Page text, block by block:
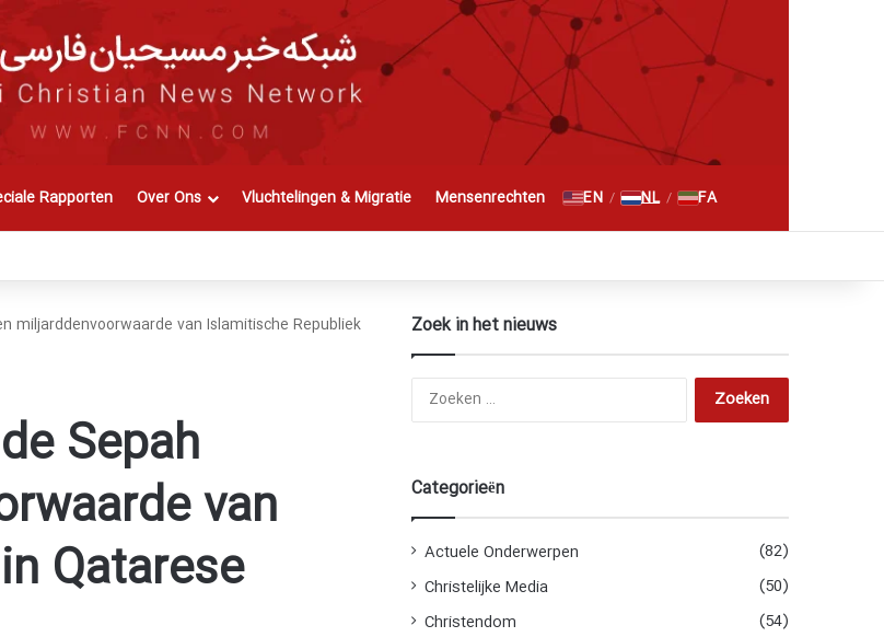
Rapporten Over Ons Vluchtelingen & Migratie Mensenrechten EN / NL / FA
miljarddenvoorwaarde van Islamitische Republiek
Sepah
van
Qatarese
Zoek in het nieuws
Zoeken
naar:
Categorieën
Actuele Onderwerpen
(82)
Christelijke Media
(50)
Christendom
(54)